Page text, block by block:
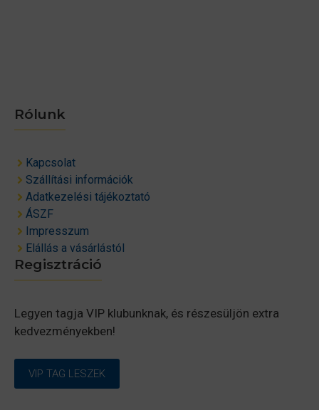
Rólunk
Kapcsolat
Szállítási információk
Adatkezelési tájékoztató
ÁSZF
Impresszum
Elállás a vásárlástól
Regisztráció
Legyen tagja VIP klubunknak, és részesüljön extra
kedvezményekben!
VIP TAG LESZEK